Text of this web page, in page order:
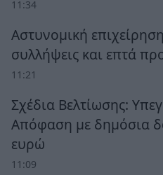
11:34
Αστυνομική
συλλήψεις και επτά
11:21
Σχέδια Βελτίωσης:
Απόφαση με δημόσια
ευρώ
11:09